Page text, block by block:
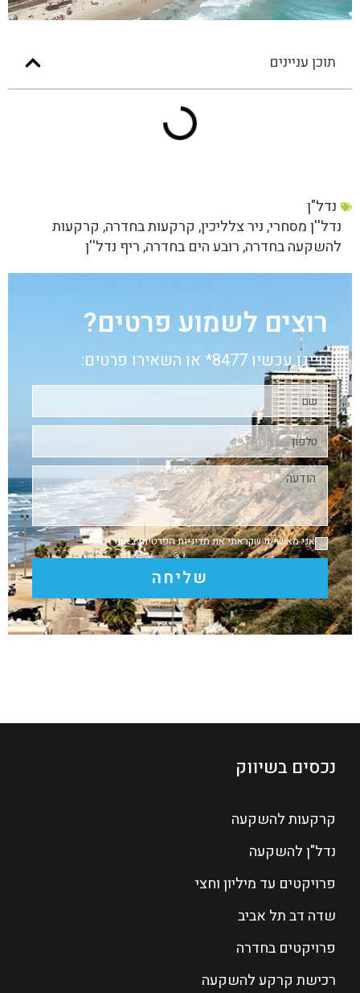
תוכן עניינים
נדל"ן
נדל''ן מסחרי,ניר צלליכין, קרקעות בחדרה, קרקעות
להשקעה בחדרה,רובע הים בחדרה,ריף נדל''ן
רוצים לשמוע פרטים?
חייגו עכשיו 8477* או השאירו פרטים:
אני מאשר/ת שקראתי אתמדיניות הפרטיותבאתר
שליחה
נכסים בשיווק
קרקעות להשקעה
נדל"ן להשקעה
פרויקטים עד מיליון וחצי
שדה דב תל אביב
פרויקטים בחדרה
רכישת קרקע להשקעה